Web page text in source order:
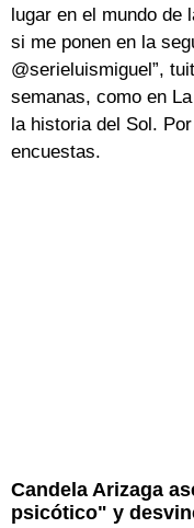
lugar en el mundo de
si me ponen en la
@serieluismiguel”,
semanas, como en
la historia del Sol.
encuestas.
Candela Arizaga
psicótico" y